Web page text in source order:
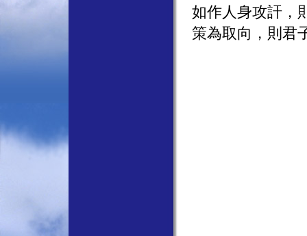
如作人身攻訐，
策為取向，則君